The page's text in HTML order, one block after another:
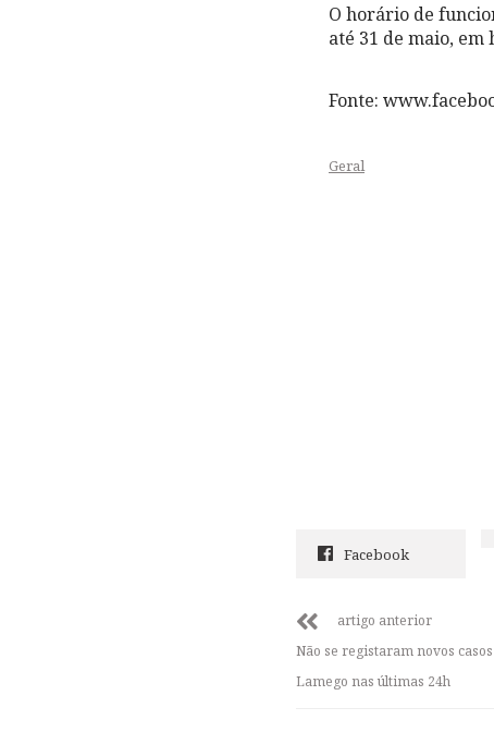
O horário de
até 31 de maio, em
Fonte:
Geral
Facebook
artigo anterior
Não se registaram novos
Lamego nas últimas 24h